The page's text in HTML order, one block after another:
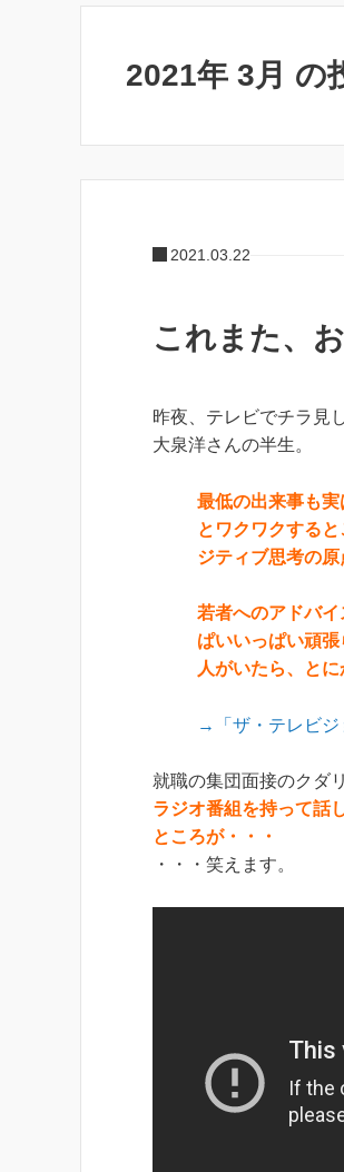
2021年 3月 の
2021.03.22
これまた、
昨夜、テレビでチラ見
大泉洋さんの半生。
最低の出来事も
とワクワクする
ジティブ思考の原
若者へのアドバ
ぱいいっぱい頑
人がいたら、と
→「ザ・テレビジ
就職の集団面接のクダリ
ラジオ番組を持って話
ところが・・・
・・・笑えます。